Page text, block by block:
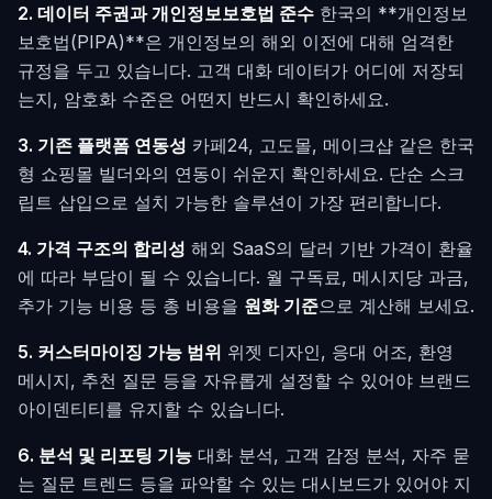
2. 데이터 주권과 개인정보보호법 준수 한국의 **개인정보
보호법(PIPA)**은 개인정보의 해외 이전에 대해 엄격한
규정을 두고 있습니다. 고객 대화 데이터가 어디에 저장되
는지, 암호화 수준은 어떤지 반드시 확인하세요.
3. 기존 플랫폼 연동성 카페24, 고도몰, 메이크샵 같은 한국
형 쇼핑몰 빌더와의 연동이 쉬운지 확인하세요. 단순 스크
립트 삽입으로 설치 가능한 솔루션이 가장 편리합니다.
4. 가격 구조의 합리성 해외 SaaS의 달러 기반 가격이 환율
에 따라 부담이 될 수 있습니다. 월 구독료, 메시지당 과금,
추가 기능 비용 등 총 비용을 원화 기준으로 계산해 보세요.
5. 커스터마이징 가능 범위 위젯 디자인, 응대 어조, 환영
메시지, 추천 질문 등을 자유롭게 설정할 수 있어야 브랜드
아이덴티티를 유지할 수 있습니다.
6. 분석 및 리포팅 기능 대화 분석, 고객 감정 분석, 자주 묻
는 질문 트렌드 등을 파악할 수 있는 대시보드가 있어야 지